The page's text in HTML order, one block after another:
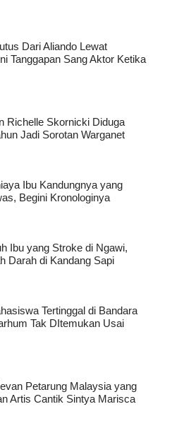
Dari Aliando Lewat
Tanggapan Sang Aktor Ketika
Richelle Skornicki Diduga
Jadi Sorotan Warganet
Ibu Kandungnya yang
Begini Kronologinya
Ibu yang Stroke di Ngawi,
Darah di Kandang Sapi
Tertinggal di Bandara
Tak DItemukan Usai
Petarung Malaysia yang
Artis Cantik Sintya Marisca